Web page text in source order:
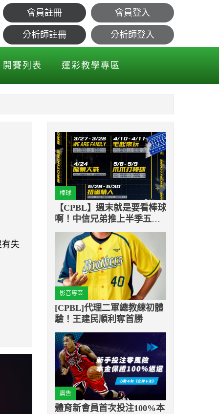
會員註冊 會員登入
分析師註冊 分析師登入
開賽列表 運彩教學專區
失
棒球
【CPBL】週末就是要看棒球
啊！中信兄弟推上半季五大
主題日
影音專區
[CPBL]代理二軍總教練初體
驗！王建民順利奪首勝
廣告
體育新會員首次投注100%本